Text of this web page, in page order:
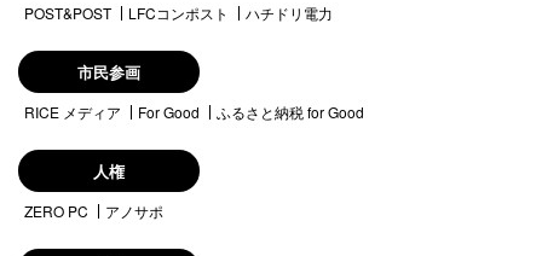
POST&POST LFCコンポスト ハチドリ電力
市民参画
RICE メディア For Good ふるさと納税 for Good
人権
ZERO PC アノサポ